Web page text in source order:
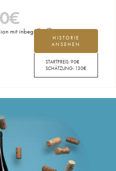
€
mit inbegriffen
HISTORIE
ANSEHEN
STARTPREIS:90€
SCHÄTZUNG: 130€